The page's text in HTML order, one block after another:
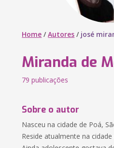
Home /Autores / josé
Miranda de
79 publicações
Sobre o autor
Nasceu na cidade de Poá,
Reside atualmente na cidade